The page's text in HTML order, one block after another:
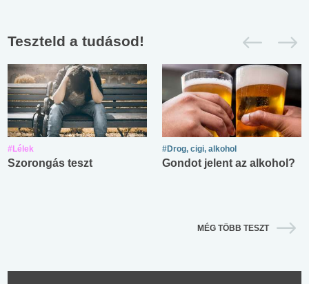
Teszteld a tudásod!
#Lélek
Szorongás teszt
#Drog, cigi, alkohol
Gondot jelent az alkohol?
MÉG TÖBB TESZT